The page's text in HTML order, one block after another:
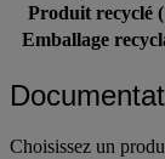
Produit recyclé
Emballage
Choisissez un